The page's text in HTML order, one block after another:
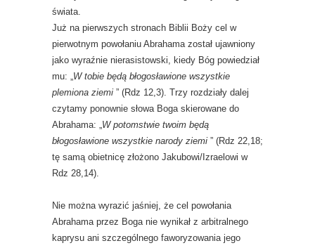
świata.
Już na pierwszych stronach Biblii Boży cel w
pierwotnym powołaniu Abrahama został ujawniony
jako wyraźnie nierasistowski, kiedy Bóg powiedział
mu: „W tobie będą błogosławione wszystkie
plemiona ziemi ” (Rdz 12,3). Trzy rozdziały dalej
czytamy ponownie słowa Boga skierowane do
Abrahama: „W potomstwie twoim będą
błogosławione wszystkie narody ziemi ” (Rdz 22,18;
tę samą obietnicę złożono Jakubowi/Izraelowi w
Rdz 28,14).
Nie można wyrazić jaśniej, że cel powołania
Abrahama przez Boga nie wynikał z arbitralnego
kaprysu ani szczególnego faworyzowania jego